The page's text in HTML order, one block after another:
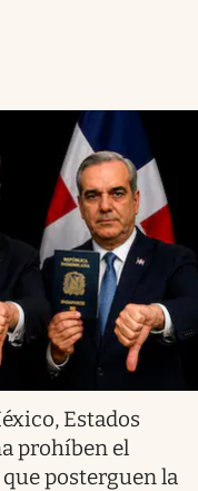
Estados
prohíben el
posterguen la